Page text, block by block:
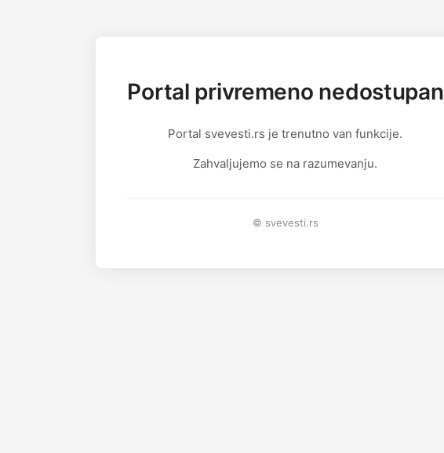
Portal privremeno nedostupan
Portal svevesti.rs je trenutno van funkcije.
Zahvaljujemo se na razumevanju.
© svevesti.rs